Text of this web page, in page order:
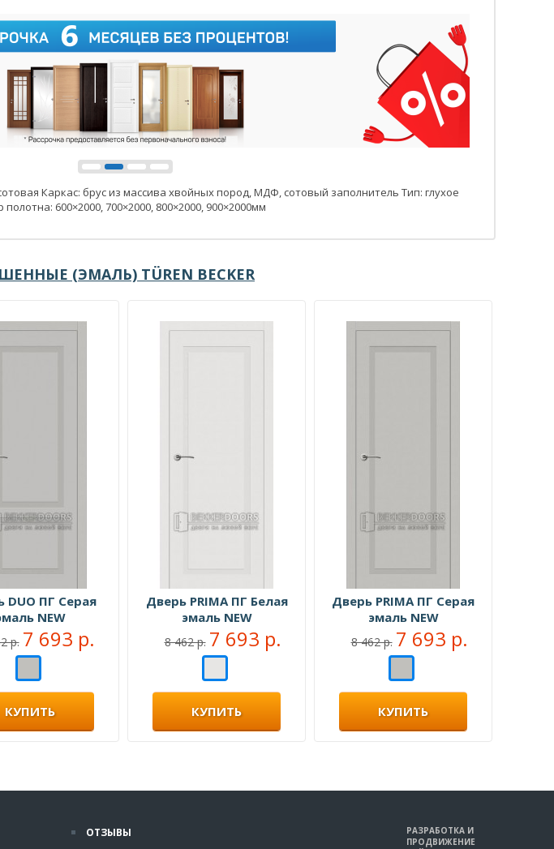
Каркас: брус из массива хвойных пород, МДФ, сотовый заполнитель Тип: глухое
600×2000, 700×2000, 800×2000, 900×2000мм
(ЭМАЛЬ) TÜREN BECKER
DUO ПГ Серая
NEW
р. 7 693 р.
КУПИТЬ
Дверь PRIMA ПГ Белая
эмаль NEW
8 462 р. 7 693 р.
КУПИТЬ
Дверь PRIMA ПГ Серая
эмаль NEW
8 462 р. 7 693 р.
КУПИТЬ
ОТЗЫВЫ
РАЗРАБОТКА И
ПРОДВИЖЕНИЕ